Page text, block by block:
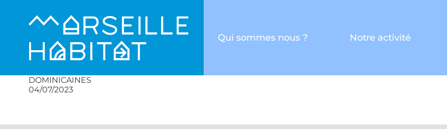
Qui sommes nous ? Notre activité
DOMINICAINES
04/07/2023